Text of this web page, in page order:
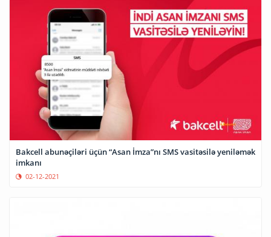
Bakcell abunəçiləri üçün “Asan İmza”nı SMS vasitəsilə yeniləmək
imkanı
02-12-2021